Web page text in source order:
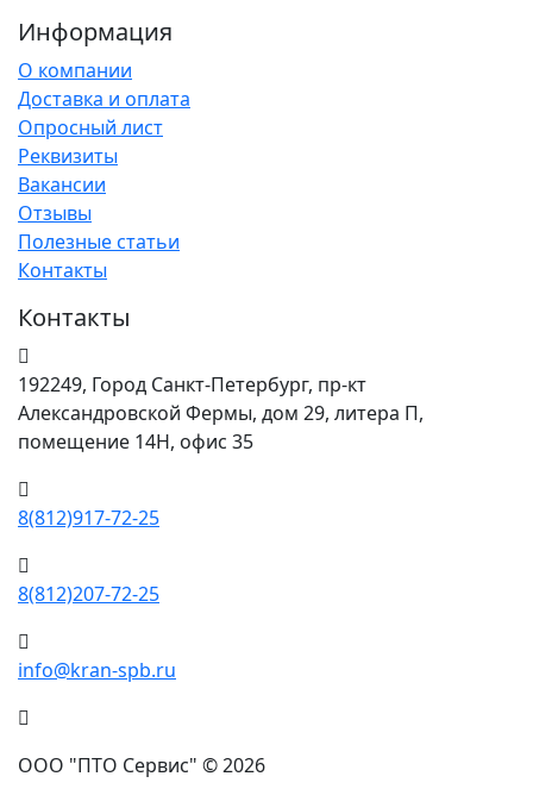
Информация
О компании
Доставка и оплата
Опросный лист
Реквизиты
Вакансии
Отзывы
Полезные статьи
Контакты
Контакты
192249, Город Санкт-Петербург, пр-кт
Александровской Фермы, дом 29, литера П,
помещение 14Н, офис 35
8(812)917-72-25
8(812)207-72-25
info@kran-spb.ru
ООО "ПТО Сервис" © 2026